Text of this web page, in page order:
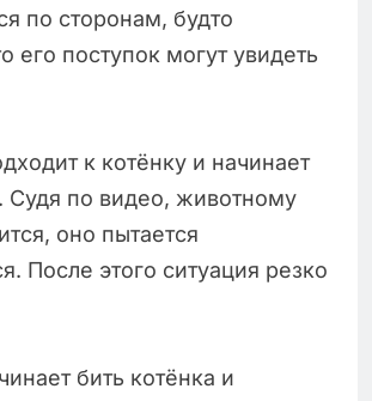
по сторонам, будто
его поступок могут увидеть
к котёнку и начинает
Судя по видео, животному
оно пытается
После этого ситуация резко
бить котёнка и